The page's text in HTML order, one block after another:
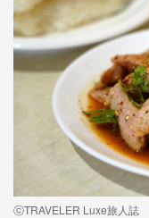
ⓒTRAVELER Luxe旅人誌